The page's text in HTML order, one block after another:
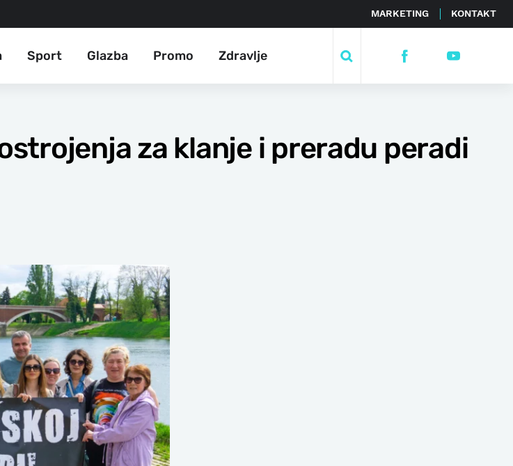
MARKETING KONTAKT
Sport Glazba Promo Zdravlje
za klanje i preradu peradi